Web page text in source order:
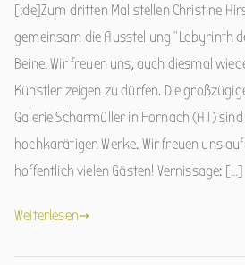
[:de]Zum dritten Mal stellen Christine
gemeinsam die Ausstellung “Labyrinth
Beine. Wir freuen uns, auch diesmal
Künstler zeigen zu dürfen. Die
Galerie Scharmüller in Fornach (AT)
hochkarätigen Werke. Wir freuen uns
hoffentlich vielen Gästen! Vernissage: […]
Weiterlesen